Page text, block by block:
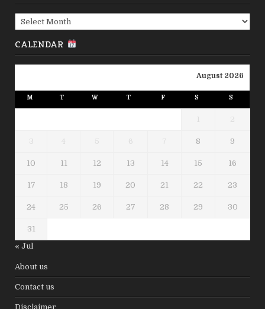
Archives
CALENDAR
August 2026
M T W T F S S
1 2
3 4 5 6 7 8 9
10 11 12 13 14 15 16
17 18 19 20 21 22 23
24 25 26 27 28 29 30
31
« Jul
About us
Contact us
Disclaimer